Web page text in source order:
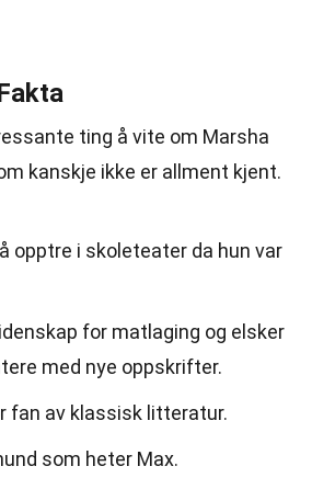
ting å vite om Marsha
kanskje ikke er allment kjent.
opptre i skoleteater da hun var
for matlaging og elsker
med nye oppskrifter.
fan av klassisk litteratur.
som heter Max.